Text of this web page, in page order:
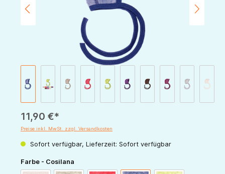
11,90 €*
Preise inkl. MwSt. zzgl. Versandkosten
Sofort verfügbar, Lieferzeit: Sofort verfügbar
Farbe - Cosilana